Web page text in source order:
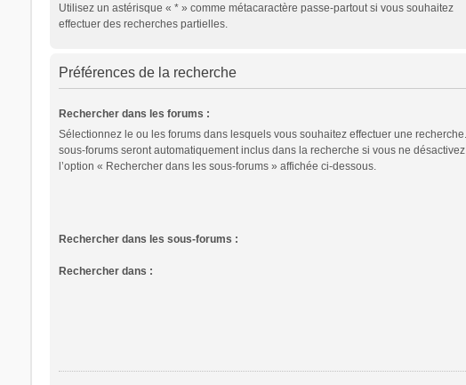
Utilisez un astérisque « * » comme métacaractère passe-partout si vous souhaitez
effectuer des recherches partielles.
Préférences de la recherche
Rechercher dans les forums :
Sélectionnez le ou les forums dans lesquels vous souhaitez effectuer une
sous-forums seront automatiquement inclus dans la recherche si vous ne
l’option « Rechercher dans les sous-forums » affichée ci-dessous.
Rechercher dans les sous-forums :
Rechercher dans :